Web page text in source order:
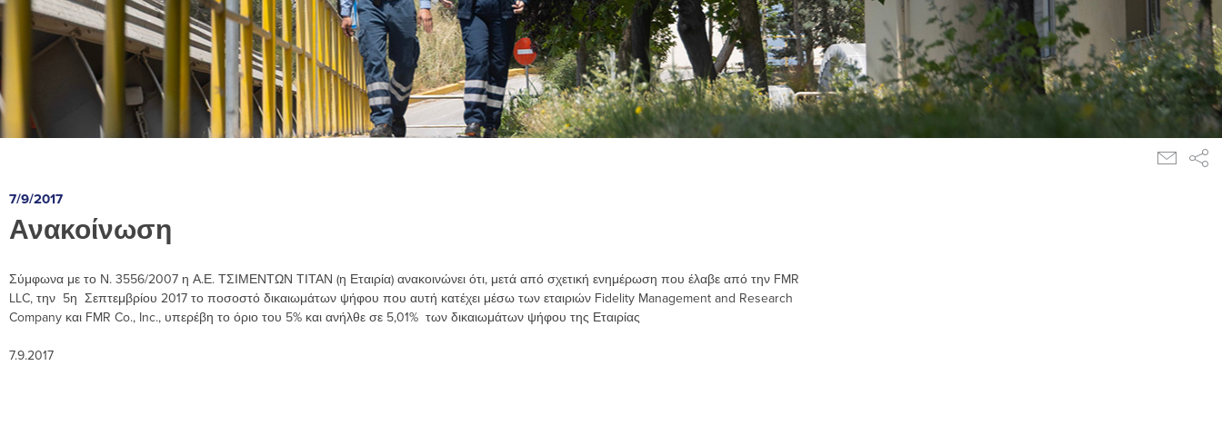
7/9/2017
Ανακοίνωση
Σύμφωνα με το Ν. 3556/2007 η Α.Ε. ΤΣΙΜΕΝΤΩΝ ΤΙΤΑΝ (η Εταιρία) ανακοινώνει ότι, μετά από σχετική ενημέρωση που έλαβε από την FMR
LLC, την 5η Σεπτεμβρίου 2017 το ποσοστό δικαιωμάτων ψήφου που αυτή κατέχει μέσω των εταιριών Fidelity Management and Research
Company και FMR Co., Inc., υπερέβη το όριο του 5% και ανήλθε σε 5,01% των δικαιωμάτων ψήφου της Εταιρίας
7.9.2017